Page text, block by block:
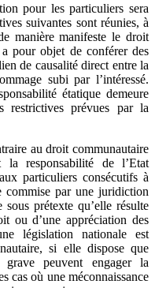
pour les particuliers sera
suivantes sont réunies, à
manière manifeste le droit
pour objet de conférer des
de causalité direct entre la
subi par l’intéressé.
étatique demeure
restrictives prévues par la
au droit communautaire
responsabilité de l’Etat
particuliers consécutifs à
par une juridiction
prétexte qu’elle résulte
ou d’une appréciation des
législation nationale est
si elle dispose que
peuvent engager la
cas où une méconnaissance